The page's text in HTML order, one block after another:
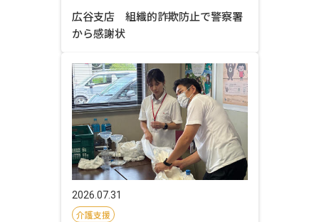
広谷支店 組織的詐欺防止で警察署
から感謝状
2026.07.31
介護支援